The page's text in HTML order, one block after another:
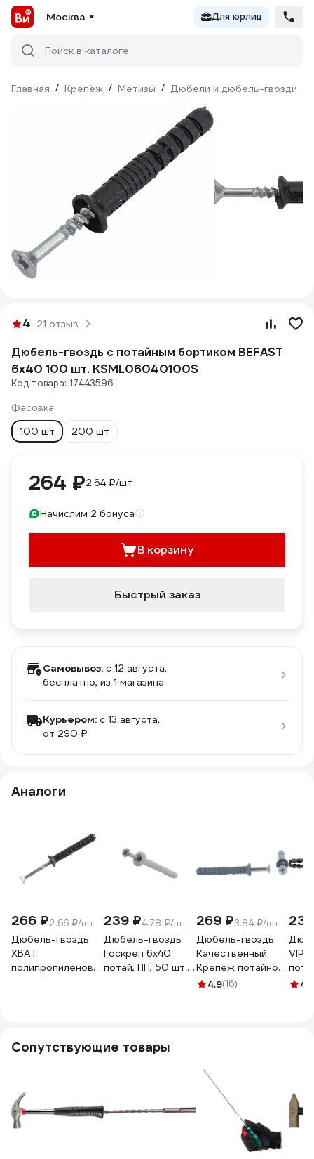
Москва Для юрлиц
Поиск в каталоге
Главная / Крепёж / Метизы / Дюбели и дюбель-гвозди
4 21 отзыв
Дюбель-гвоздь с потайным бортиком BEFAST
6х40 100 шт. KSML06040100S
Код товара: 17443596
Фасовка
100 шт
200 шт
264 ₽2.64 ₽/шт
Начислим 2 бонуса
В корзину
Быстрый заказ
Самовывоз: c 12 августа,
бесплатно, из 1 магазина
Курьером: c 13 августа,
от 290 ₽
Аналоги
266 ₽2.66 ₽/шт
Дюбель-гвоздь
ХВАТ
полипропиленовый
239 ₽4.78 ₽/шт
Дюбель-гвоздь
Госкреп 6х40
потай, ПП, 50 шт.
269 ₽3.84 ₽/шт
Дюбель-гвоздь
Качественный
Крепеж потайной
бортик 6х40 70
4.9(16) 4.4
Сопутствующие товары